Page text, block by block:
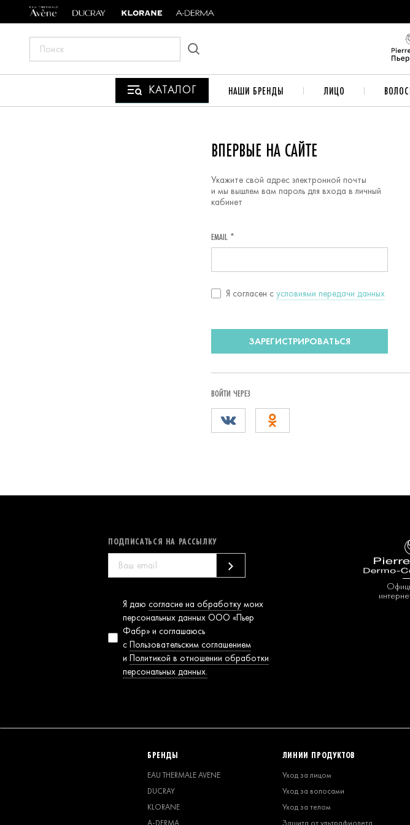
ПОИСК
САЙТУ
КАТАЛОГ НАШИ БРЕНДЫ ЛИЦО
ВПЕРВЫЕ НА САЙТЕ
Укажите свой адрес электронной почты
и мы вышлем вам пароль для входа в личный
кабинет
EMAIL *
Согласие
Я согласен c условиями передачи данных
ЗАРЕГИСТРИРОВАТЬСЯ
ВОЙТИ ЧЕРЕЗ
ПОДПИСАТЬСЯ НА РАССЫЛКУ
Согласие на
обработку
персональных
данных
Я даю согласие на обработку моих
персональных данных ООО «Пьер
Фабр» и соглашаюсь
с Пользовательским соглашением
и Политикой в отношении обработки
персональных данных.
БРЕНДЫ
EAU THERMALE AVENE
DUCRAY
KLORANE
A-DERMA
ЛИНИИ ПРОДУКТОВ
Уход за лицом
Уход за волосами
Уход за телом
Защита от ультрафиолета